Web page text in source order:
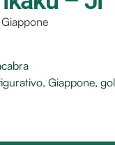
, Giappone,